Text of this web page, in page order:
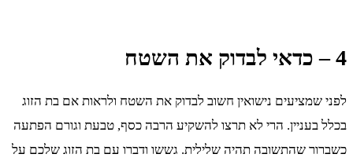
4 – כדאי לבדוק את השטח
לפני שמציעים נישואין חשוב לבדוק את השטח ולראות אם בת הזוג
בכלל בעניין. הרי לא תרצו להשקיע הרבה כסף, טבעת וגורם הפתעה
כשברור שהתשובה תהיה שלילית. גששו ודברו עם בת הזוג שלכם על